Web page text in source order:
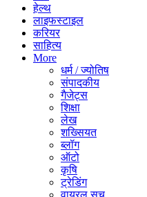
हेल्थ
लाइफस्टाइल
करियर
साहित्य
More
धर्म / ज्योतिष
संपादकीय
गैजेट्स
शिक्षा
लेख
शख्सियत
ब्लॉग
ऑटो
कृषि
ट्रेडिंग